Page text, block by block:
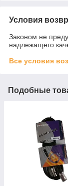
Условия
Законом не
надлежащего
Все условия
Подобные